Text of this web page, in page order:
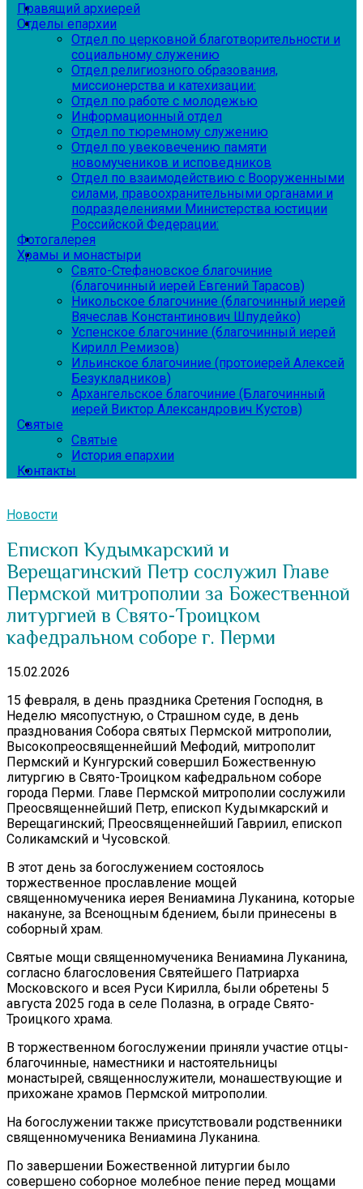
Правящий архиерей
Отделы епархии
Отдел по церковной благотворительности и
социальному служению
Отдел религиозного образования,
миссионерства и катехизации:
Отдел по работе с молодежью
Информационный отдел
Отдел по тюремному служению
Отдел по увековечению памяти
новомучеников и исповедников
Отдел по взаимодействию с Вооруженными
силами, правоохранительными органами и
подразделениями Министерства юстиции
Российской Федерации:
Фотогалерея
Храмы и монастыри
Свято-Стефановское благочиние
(благочинный иерей Евгений Тарасов)
Никольское благочиние (благочинный иерей
Вячеслав Константинович Шпудейко)
Успенское благочиние (благочинный иерей
Кирилл Ремизов)
Ильинское благочиние (протоиерей Алексей
Безукладников)
Архангельское благочиние (Благочинный
иерей Виктор Александрович Кустов)
Святые
Святые
История епархии
Контакты
Новости
Епископ Кудымкарский и
Верещагинский Петр сослужил Главе
Пермской митрополии за Божественной
литургией в Свято-Троицком
кафедральном соборе г. Перми
15.02.2026
15 февраля, в день праздника Сретения Господня, в
Неделю мясопустную, о Страшном суде, в день
празднования Собора святых Пермской митрополии,
Высокопреосвященнейший Мефодий, митрополит
Пермский и Кунгурский совершил Божественную
литургию в Свято-Троицком кафедральном соборе
города Перми. Главе Пермской митрополии сослужили
Преосвященнейший Петр, епископ Кудымкарский и
Верещагинский; Преосвященнейший Гавриил, епископ
Соликамский и Чусовской.
В этот день за богослужением состоялось
торжественное прославление мощей
священномученика иерея Вениамина Луканина, которые
накануне, за Всенощным бдением, были принесены в
соборный храм.
Святые мощи священномученика Вениамина Луканина,
согласно благословения Святейшего Патриарха
Московского и всея Руси Кирилла, были обретены 5
августа 2025 года в селе Полазна, в ограде Свято-
Троицкого храма.
В торжественном богослужении приняли участие отцы-
благочинные, наместники и настоятельницы
монастырей, священнослужители, монашествующие и
прихожане храмов Пермской митрополии.
На богослужении также присутствовали родственники
священномученика Вениамина Луканина.
По завершении Божественной литургии было
совершено соборное молебное пение перед мощами